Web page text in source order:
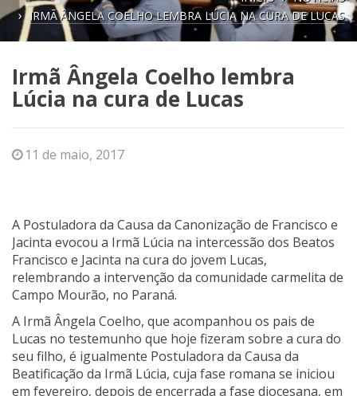
IRMÃ ÂNGELA COELHO LEMBRA LÚCIA NA CURA DE LUCAS
Irmã Ângela Coelho lembra
Lúcia na cura de Lucas
11 de maio, 2017
A Postuladora da Causa da Canonização de Francisco e
Jacinta evocou a Irmã Lúcia na intercessão dos Beatos
Francisco e Jacinta na cura do jovem Lucas,
relembrando a intervenção da comunidade carmelita de
Campo Mourão, no Paraná.
A Irmã Ângela Coelho, que acompanhou os pais de
Lucas no testemunho que hoje fizeram sobre a cura do
seu filho, é igualmente Postuladora da Causa da
Beatificação da Irmã Lúcia, cuja fase romana se iniciou
em fevereiro, depois de encerrada a fase diocesana, em